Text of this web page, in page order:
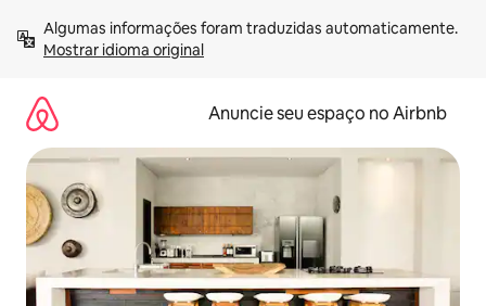
para
Mostrar idioma original
Anuncie seu espaço no Airbnb